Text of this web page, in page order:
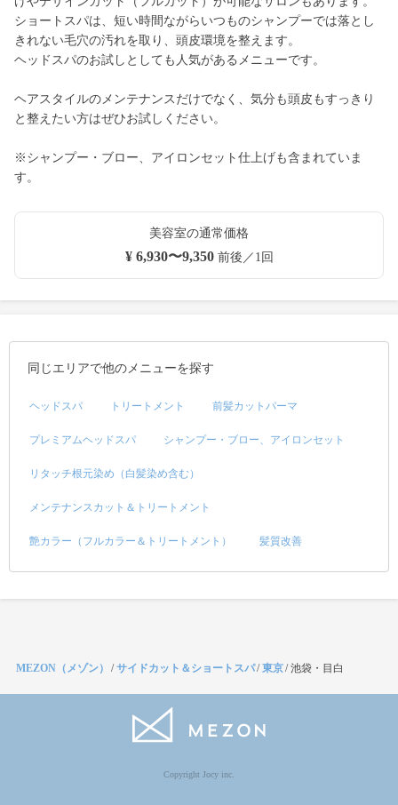
ショートスパは、短い時間ながらいつものシャンプーでは落とし
きれない毛穴の汚れを取り、頭皮環境を整えます。
ヘッドスパのお試しとしても人気があるメニューです。
ヘアスタイルのメンテナンスだけでなく、気分も頭皮もすっきり
と整えたい方はぜひお試しください。
※シャンプー・ブロー、アイロンセット仕上げも含まれていま
す。
美容室の通常価格
¥ 6,930〜9,350前後／1回
同じエリアで他のメニューを探す
ヘッドスパ トリートメント 前髪カットパーマ
プレミアムヘッドスパ シャンプー・ブロー、アイロンセット
リタッチ根元染め（白髪染め含む）
メンテナンスカット＆トリートメント
艶カラー（フルカラー＆トリートメント） 髪質改善
MEZON（メゾン） /サイドカット＆ショートスパ/東京/池袋・目白
Copyright Jocy inc.